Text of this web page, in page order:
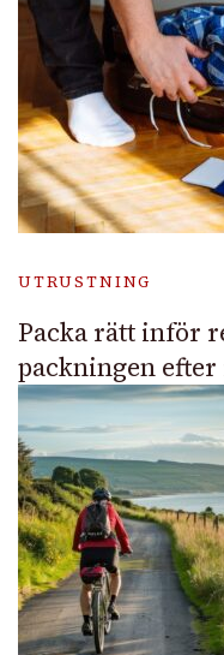
UTRUSTNING
Packa rätt inför
packningen